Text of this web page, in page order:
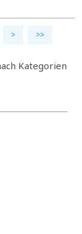
> >>
Kategorien